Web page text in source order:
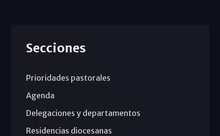
Secciones
Prioridades pastorales
Agenda
Delegaciones y departamentos
Residencias diocesanas